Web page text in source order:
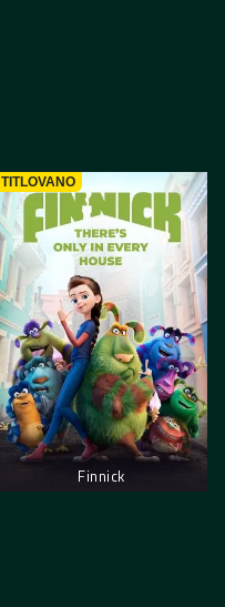
TITLOVANO
Finnick